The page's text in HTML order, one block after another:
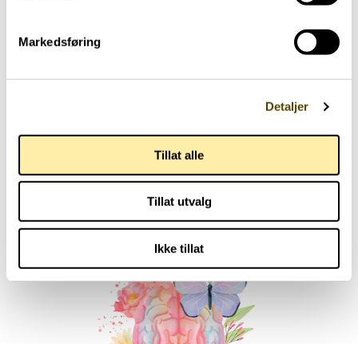
Markedsføring
Detaljer
Tillat alle
Tillat utvalg
Ikke tillat
Parkinson Unity Walk 2026
02.07.2026